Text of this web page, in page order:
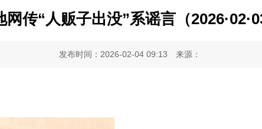
网传“人贩子出没”系谣言（
发布时间：2026-02-04 09:13 来源：